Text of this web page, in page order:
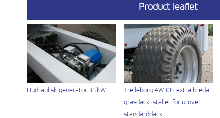
Product leaflet
Hydraulisk generator 3.5kW
Trelleborg AW305 extra breda
gräsdäck istället för utöver
standarddäck